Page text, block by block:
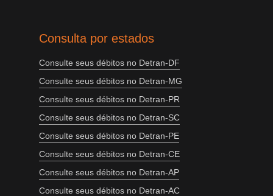
Consulta por estados
Consulte seus débitos no Detran-DF
Consulte seus débitos no Detran-MG
Consulte seus débitos no Detran-PR
Consulte seus débitos no Detran-SC
Consulte seus débitos no Detran-PE
Consulte seus débitos no Detran-CE
Consulte seus débitos no Detran-AP
Consulte seus débitos no Detran-AC